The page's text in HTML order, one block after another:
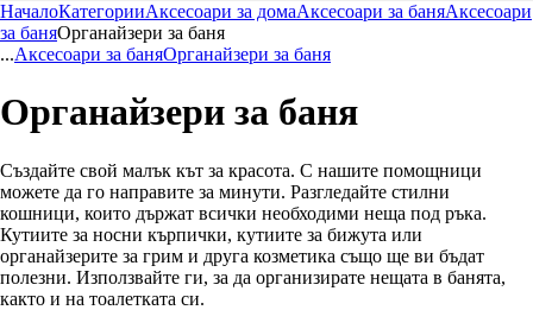
НачалоКатегорииАксесоари за домаАксесоари за баняАксесоари
за баняОрганайзери за баня
...Аксесоари за баняОрганайзери за баня
Органайзери за баня
Създайте свой малък кът за красота. С нашите помощници
можете да го направите за минути. Разгледайте стилни
кошници, които държат всички необходими неща под ръка.
Кутиите за носни кърпички, кутиите за бижута или
органайзерите за грим и друга козметика също ще ви бъдат
полезни. Използвайте ги, за да организирате нещата в банята,
както и на тоалетката си.